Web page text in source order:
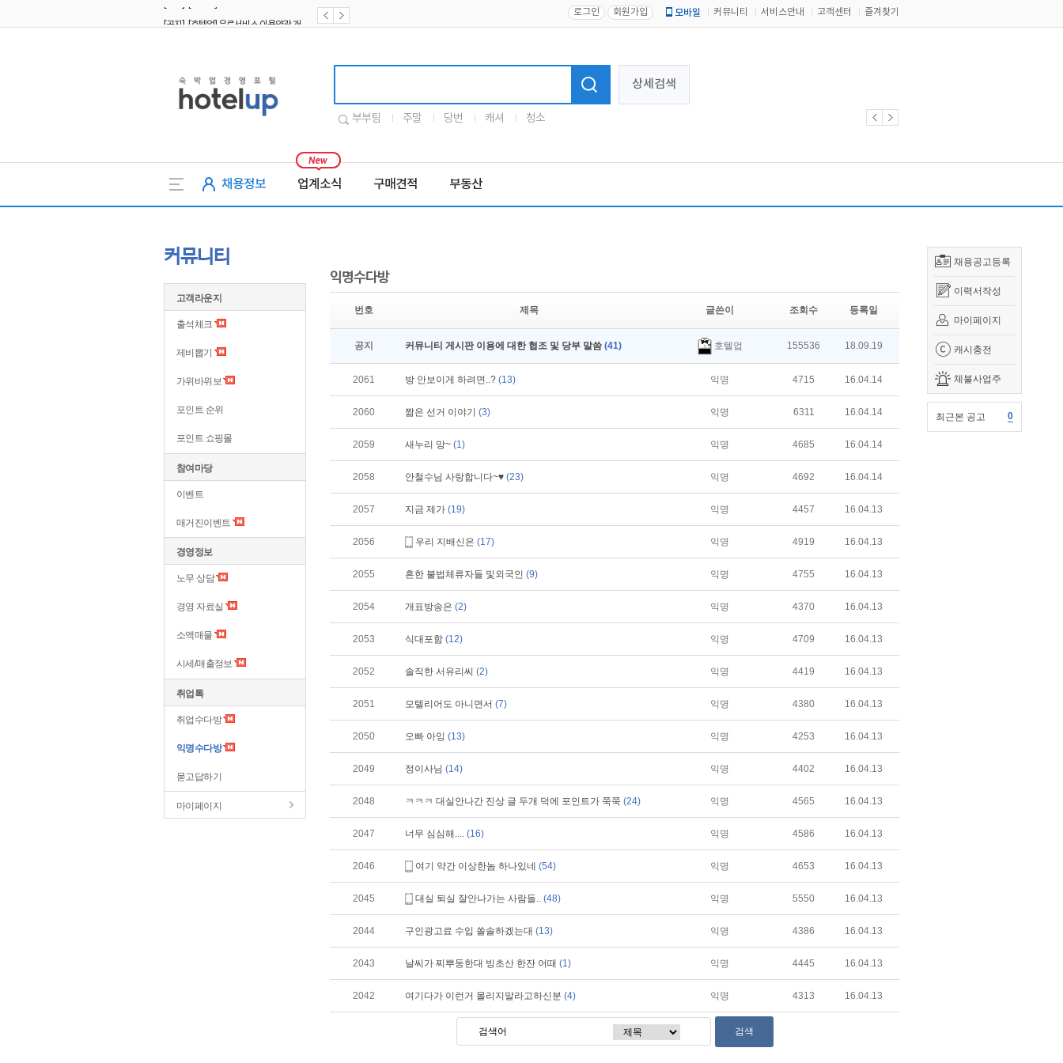
로그인 회원가입 모바일 커뮤니티 서비스안내 고객센터 즐겨찾기
상세검색
부부팀 주말 당번 캐셔 청소
채용정보 업계소식 구매견적 부동산
채용공고등록
이력서작성
마이페이지
캐시충전
체불사업주
최근본 공고 0
커뮤니티
고객라운지
출석체크
제비뽑기
가위바위보
포인트 순위
포인트 쇼핑몰
참여마당
이벤트
매거진이벤트
경영정보
노무 상담
경영 자료실
소액매물
시세/매출정보
취업톡
취업수다방
익명수다방
묻고답하기
마이페이지
익명수다방
번호 제목 글쓴이 조회수 등록일
공지 커뮤니티 게시판 이용에 대한 협조 및 당부 말씀 (41) 호텔업 155536 18.09.19
2061 방 안보이게 하려면..? (13) 익명 4715 16.04.14
2060 짦은 선거 이야기 (3) 익명 6311 16.04.14
2059 새누리 망~ (1) 익명 4685 16.04.14
2058 안철수님 사랑합니다~♥ (23) 익명 4692 16.04.14
2057 지금 제가 (19) 익명 4457 16.04.13
2056 우리 지배신은 (17) 익명 4919 16.04.13
2055 흔한 불법체류자들 및외국인 (9) 익명 4755 16.04.13
2054 개표방송은 (2) 익명 4370 16.04.13
2053 식대포함 (12) 익명 4709 16.04.13
2052 솔직한 서유리씨 (2) 익명 4419 16.04.13
2051 모텔리어도 아니면서 (7) 익명 4380 16.04.13
2050 오빠 아잉 (13) 익명 4253 16.04.13
2049 정이사님 (14) 익명 4402 16.04.13
2048 ㅋㅋㅋ 대실안나간 진상 글 두개 덕에 포인트가 쭉쭉 (24) 익명 4565 16.04.13
2047 너무 심심해.... (16) 익명 4586 16.04.13
2046 여기 약간 이상한놈 하나있네 (54) 익명 4653 16.04.13
2045 대실 퇴실 잘안나가는 사람들.. (48) 익명 5550 16.04.13
2044 구인광고료 수입 쏠솔하겠는대 (13) 익명 4386 16.04.13
2043 날씨가 찌뿌둥한대 빙초산 한잔 어때 (1) 익명 4445 16.04.13
2042 여기다가 이런거 몰리지말라고하신분 (4) 익명 4313 16.04.13